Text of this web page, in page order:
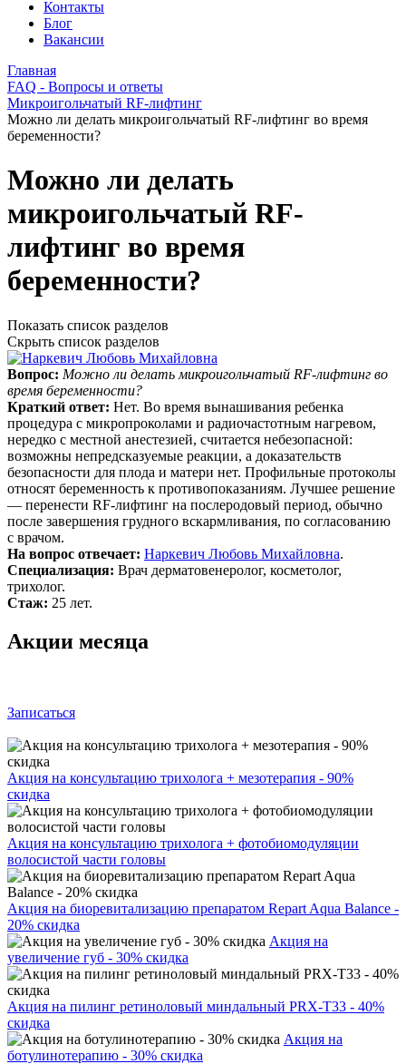
Контакты
Блог
Вакансии
Главная
FAQ - Вопросы и ответы
Микроигольчатый RF-лифтинг
Можно ли делать микроигольчатый RF-лифтинг во время
беременности?
Можно ли делать
микроигольчатый RF-
лифтинг во время
беременности?
Показать список разделов
Скрыть список разделов
Вопрос: Можно ли делать микроигольчатый RF-лифтинг во
время беременности?
Краткий ответ: Нет. Во время вынашивания ребенка
процедура с микропроколами и радиочастотным нагревом,
нередко с местной анестезией, считается небезопасной:
возможны непредсказуемые реакции, а доказательств
безопасности для плода и матери нет. Профильные протоколы
относят беременность к противопоказаниям. Лучшее решение
— перенести RF‑лифтинг на послеродовый период, обычно
после завершения грудного вскармливания, по согласованию
с врачом.
На вопрос отвечает: Наркевич Любовь Михайловна.
Специализация: Врач дерматовенеролог, косметолог,
трихолог.
Стаж: 25 лет.
Акции месяца
Записаться
Акция на консультацию трихолога + мезотерапия - 90%
скидка
Акция на консультацию трихолога + фотобиомодуляции
волосистой части головы
Акция на биоревитализацию препаратом Repart Aqua Balance -
20% скидка
Акция на
увеличение губ - 30% скидка
Акция на пилинг ретиноловый миндальный PRX-T33 - 40%
скидка
Акция на
ботулинотерапию - 30% скидка